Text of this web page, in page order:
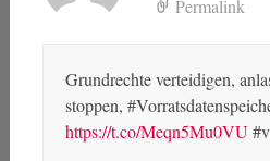
Permalink
Grundrechte verteidigen,
stoppen,
https://t.co/Meqn5Mu0VU